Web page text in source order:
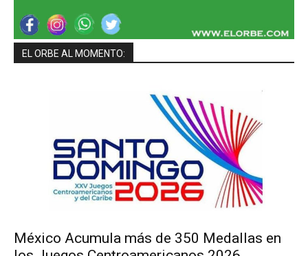
EL ORBE AL MOMENTO:
México Acumula más de 350 Medallas en